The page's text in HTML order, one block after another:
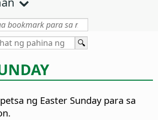
ng Easter Sunday para sa